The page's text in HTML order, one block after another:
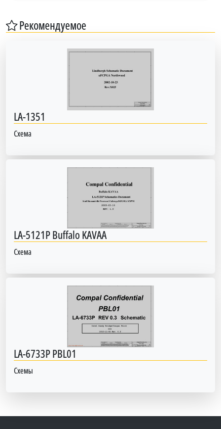
Рекомендуемое
LA-1351
Схема
LA-5121P Buffalo KAVAA
Схема
LA-6733P PBL01
Схемы